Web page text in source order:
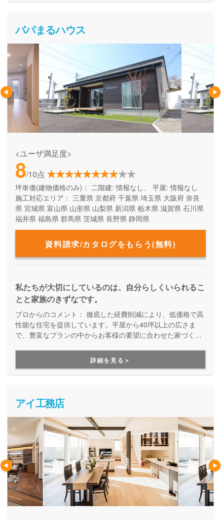
パパまるハウス
<ユーザ満足度>
8/10点
坪単価(建物価格のみ)： 二階建: 情報なし、 平屋: 情報なし
施工対応エリア： 三重県 京都府 千葉県 埼玉県 大阪府 奈良
県 宮城県 富山県 山形県 山梨県 新潟県 栃木県 滋賀県 石川県
福井県 福島県 群馬県 茨城県 長野県 静岡県
資料請求/カタログをもらう(無料)
私たちが大切にしているのは、自分らしくいられるこ
とと家族のきずなです。
プロからのコメント： 徹底した経費削減により、低価格で高
性能な住宅を提供しています。平屋から40坪以上の広さま
で、豊富なプランの中からお客様の要望に合わせた家づくり
ず、予算内で快適な住まいを建てたい方にオススメです。
詳細を見る＞
アイ工務店